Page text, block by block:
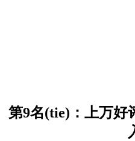
第9名(tie)：上万好